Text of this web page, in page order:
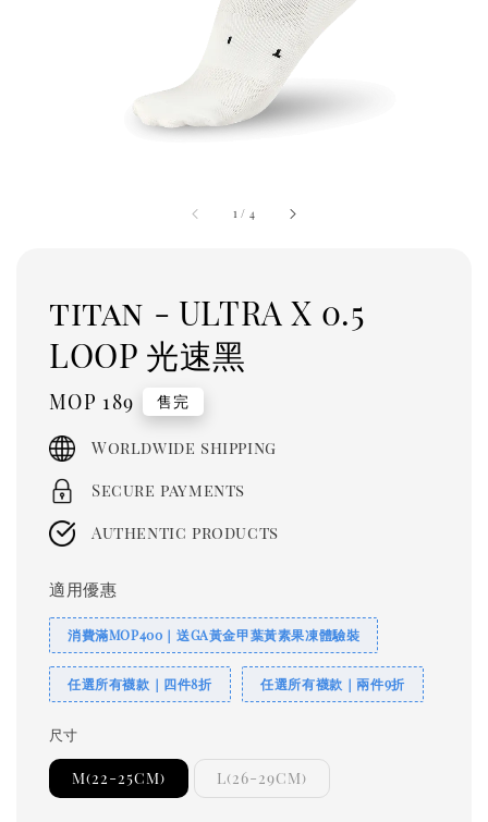
1 / 4
titan - ULTRA X 0.5
LOOP 光速黑
Regular
price
MOP 189 售完
Worldwide shipping
Secure payments
Authentic products
適用優惠
消費滿MOP400｜送GA黃金甲葉黃素果凍體驗裝
任選所有襪款｜四件8折 任選所有襪款｜兩件9折
尺寸
M(22-25CM) L(26-29CM)